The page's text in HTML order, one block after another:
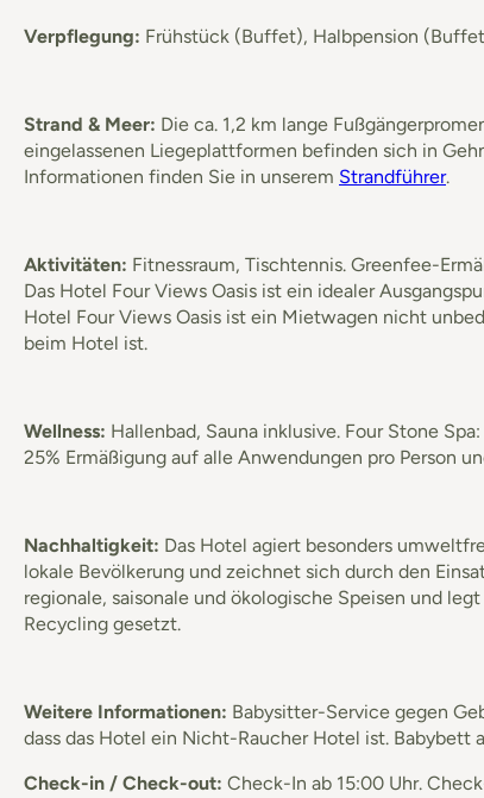
Verpflegung: Frühstück (Buffet), Halbpension
Strand & Meer: Die ca. 1,2 km lange
eingelassenen Liegeplattformen befinden sich in
Informationen finden Sie in unserem Strandführer.
Aktivitäten: Fitnessraum, Tischtennis. Greenfee-
Das Hotel Four Views Oasis ist ein idealer
Hotel Four Views Oasis ist ein Mietwagen nicht
beim Hotel ist.
Wellness: Hallenbad, Sauna inklusive. Four Stone
25% Ermäßigung auf alle Anwendungen pro Person
Nachhaltigkeit: Das Hotel agiert besonders
lokale Bevölkerung und zeichnet sich durch den
regionale, saisonale und ökologische Speisen und
Recycling gesetzt.
Weitere Informationen: Babysitter-Service gegen
dass das Hotel ein Nicht-Raucher Hotel ist. Babybett
Check-in / Check-out: Check-In ab 15:00 Uhr.